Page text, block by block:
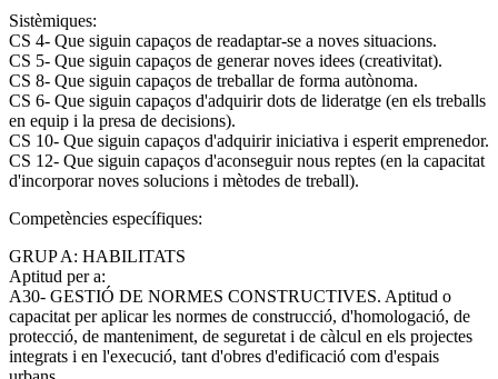
Sistèmiques:
CS 4- Que siguin capaços de readaptar-se a noves situacions.
CS 5- Que siguin capaços de generar noves idees (creativitat).
CS 8- Que siguin capaços de treballar de forma autònoma.
CS 6- Que siguin capaços d'adquirir dots de lideratge (en els treballs
en equip i la presa de decisions).
CS 10- Que siguin capaços d'adquirir iniciativa i esperit emprenedor.
CS 12- Que siguin capaços d'aconseguir nous reptes (en la capacitat
d'incorporar noves solucions i mètodes de treball).
Competències específiques:
GRUP A: HABILITATS
Aptitud per a:
A30- GESTIÓ DE NORMES CONSTRUCTIVES. Aptitud o
capacitat per aplicar les normes de construcció, d'homologació, de
protecció, de manteniment, de seguretat i de càlcul en els projectes
integrats i en l'execució, tant d'obres d'edificació com d'espais